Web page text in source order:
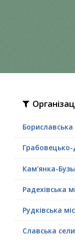
Бориславська
Грабовецько-
Кам'янка-
Радехівська
Рудківська
Славська